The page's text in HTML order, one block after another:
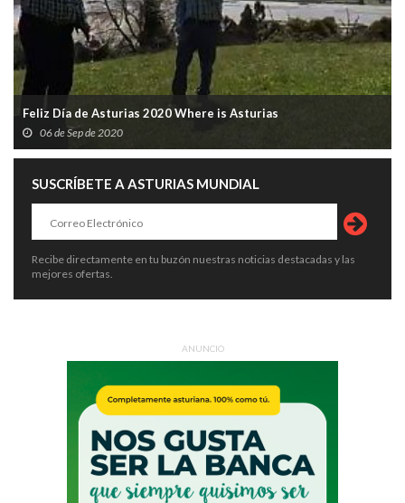
Feliz Día de Asturias 2020 Where is Asturias
06 de Sep de 2020
SUSCRÍBETE A ASTURIAS MUNDIAL
Recibe directamente en tu buzón nuestras noticias destacadas y las
mejores ofertas.
ANUNCIO